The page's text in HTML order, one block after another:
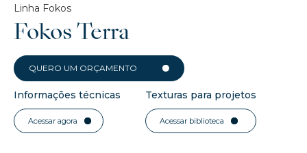
Linha Fokos
Fokos Terra
QUERO UM ORÇAMENTO
Informações técnicas
Acessar agora
Texturas para projetos
Acessar biblioteca